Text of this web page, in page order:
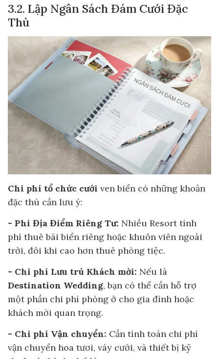
3.2. Lập Ngân Sách Đám Cưới Đặc
Thù
Chi phí tổ chức cưới ven biển có những khoản
đặc thù cần lưu ý:
- Phí Địa Điểm Riêng Tư: Nhiều Resort tính
phí thuê bãi biển riêng hoặc khuôn viên ngoài
trời, đôi khi cao hơn thuê phòng tiệc.
- Chi phí Lưu trú Khách mời: Nếu là
Destination Wedding, bạn có thể cần hỗ trợ
một phần chi phí phòng ở cho gia đình hoặc
khách mời quan trọng.
- Chi phí Vận chuyển: Cần tính toán chi phí
vận chuyển hoa tươi, váy cưới, và thiết bị kỹ